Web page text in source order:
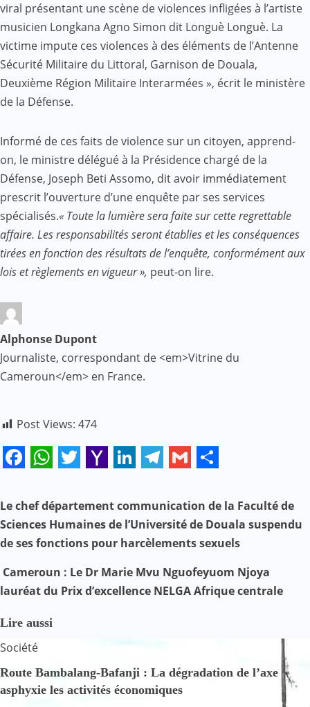
viral présentant une scène de violences infligées à l’artiste
musicien Longkana Agno Simon dit Longuè Longuè. La
victime impute ces violences à des éléments de l’Antenne
Sécurité Militaire du Littoral, Garnison de Douala,
Deuxième Région Militaire Interarmées », écrit le ministère
de la Défense.
Informé de ces faits de violence sur un citoyen, apprend-
on, le ministre délégué à la Présidence chargé de la
Défense, Joseph Beti Assomo, dit avoir immédiatement
prescrit l’ouverture d’une enquête par ses services
spécialisés.« Toute la lumière sera faite sur cette regrettable
affaire. Les responsabilités seront établies et les conséquences
tirées en fonction des résultats de l’enquête, conformément aux
lois et règlements en vigueur », peut-on lire.
Alphonse Dupont
Journaliste, correspondant de <em>Vitrine du
Cameroun</em> en France.
Post Views: 474
Mail
N
a
i
g
a
t
Le chef département communication de la Faculté de
Sciences Humaines de l’Université de Douala suspendu
de ses fonctions pour harcèlements sexuels
Cameroun : Le Dr Marie Mvu Nguofeyuom Njoya
lauréat du Prix d’excellence NELGA Afrique centrale
Lire aussi
Société
Route Bambalang-Bafanji : La dégradation de l’axe
asphyxie les activités économiques